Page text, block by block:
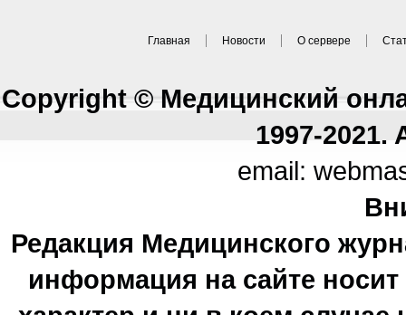
Главная Новости О сервере
Copyright © Медицинский
1997-2021.
email:
Редакция Медицинского
информация на сайте